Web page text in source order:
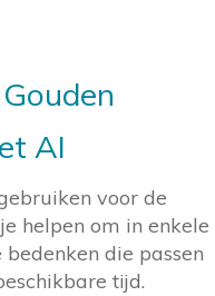
AI
voor de
helpen om in enkele
die passen
tijd.